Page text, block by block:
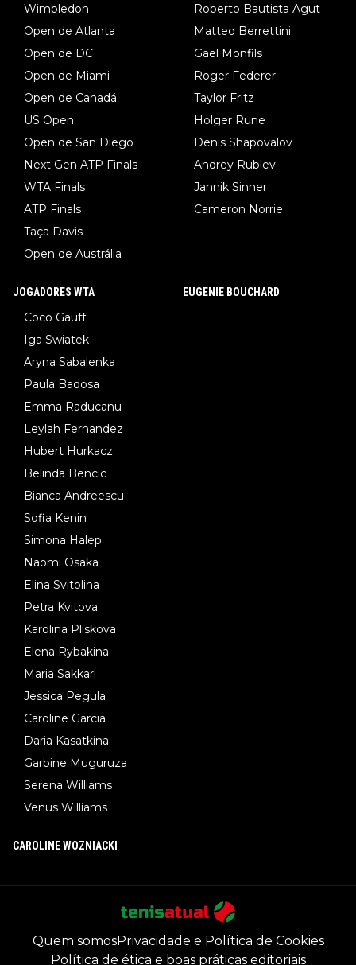
Wimbledon
Open de Atlanta
Open de DC
Open de Miami
Open de Canadá
US Open
Open de San Diego
Next Gen ATP Finals
WTA Finals
ATP Finals
Taça Davis
Open de Austrália
Roberto Bautista Agut
Matteo Berrettini
Gael Monfils
Roger Federer
Taylor Fritz
Holger Rune
Denis Shapovalov
Andrey Rublev
Jannik Sinner
Cameron Norrie
JOGADORES WTA
Coco Gauff
Iga Swiatek
Aryna Sabalenka
Paula Badosa
Emma Raducanu
Leylah Fernandez
Hubert Hurkacz
Belinda Bencic
Bianca Andreescu
Sofia Kenin
Simona Halep
Naomi Osaka
Elina Svitolina
Petra Kvitova
Karolina Pliskova
Elena Rybakina
Maria Sakkari
Jessica Pegula
Caroline Garcia
Daria Kasatkina
Garbine Muguruza
Serena Williams
Venus Williams
EUGENIE BOUCHARD
CAROLINE WOZNIACKI
Quem somosPrivacidade e Política de Cookies
Política de ética e boas práticas editoriais